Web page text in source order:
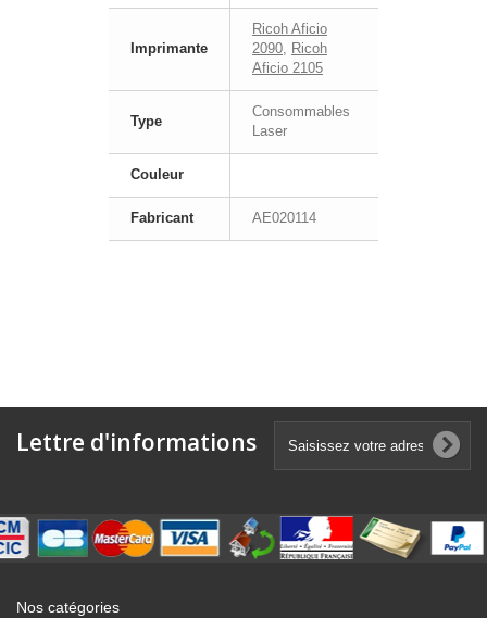
Imprimante
Ricoh Aficio
2090, Ricoh
Aficio 2105
Type
Consommables
Laser
Couleur
Fabricant AE020114
Lettre d'informations
Nos catégories